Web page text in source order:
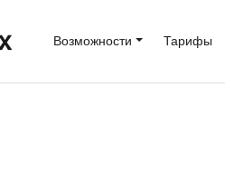
Возможности Тарифы